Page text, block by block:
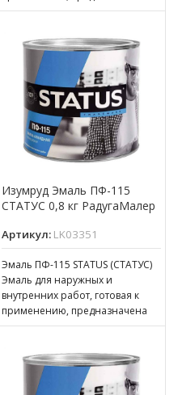
для покрытия металлических,
оштукатуренных
Изумруд Эмаль ПФ-115
СТАТУС 0,8 кг РадугаМалер
Артикул: LK03351
Эмаль ПФ-115 STATUS (СТАТУС)
Эмаль для наружных и
внутренних работ, готовая к
применению, предназначена
для покрытия металлических,
оштукатуренных